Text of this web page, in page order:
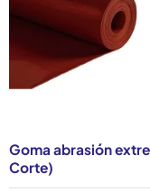
- Goma abrasión
- Goma abrasión
- Goma abrasión
- Goma abrasión
Planchas de
Goma abrasión
Corte)